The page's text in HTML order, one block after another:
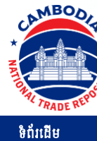
ទំព័រដើម